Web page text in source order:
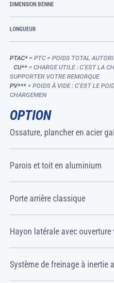
DIMENSION BENNE
LONGUEUR
PTAC* = PTC = POIDS TOTAL
CU** = CHARGE UTILE : C’EST LA
SUPPORTER VOTRE REMORQUE
PV*** = POIDS À VIDE : C’EST LE
CHARGEMEN
OPTION
Ossature, plancher en acier
Parois et toit en aluminium
Porte arrière classique
Hayon latérale avec ouverture
Système de freinage à inertie